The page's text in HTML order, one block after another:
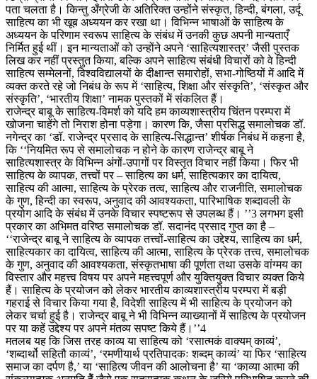
पता चलता है। किन्तु अँग्रेजी के अतिरिक्त उन्होंने संस्कृत, हिन्दी, बंगला, उर्दू
साहित्य का भी खूब अध्ययन कर रखा था। विभिन्न भाषाओं के साहित्य के
अध्ययन के परिणाम स्वरूप साहित्य के संबंध में उनकी कुछ अपनी मान्यताएँ
निर्मित हुई थीं। इन मान्यताओं को उन्होंने अपने ‘साहित्यशास्त्र’ जैसी पुस्तक
लिख कर नहीं प्रस्तुत किया, बल्कि अपने साहित्य संबंधी विचारों को वे हिन्दी
साहित्य सम्मेलनों, विश्वविद्यालयों के दीक्षान्त समारोहों, सभा-गोष्ठियों में आदि में
व्यक्त करते रहे जो निबंध के रूप में ‘साहित्य, शिक्षा और संस्कृति’, ‘संस्कृत और
संस्कृति’, ‘भारतीय शिक्षा’ नामक पुस्तकों में संकलित हैं।
राजेन्द्र बाबू के साहित्य-विमर्श को यदि हम काव्यशास्त्रीय चिंतन परम्परा में
खोजना चाहेंगे तो निराश होना पड़ेगा। कारण कि, जैसा प्रसिद्ध समालोचक डॉ.
नगेन्द्र का ‘डॉ. राजेन्द्र प्रसाद के साहित्य-सिद्धान्त’ शीर्षक निबंध में कहना है,
कि ‘‘नियमित रूप से समालोचक न होने के कारण राजेन्द्र बाबू ने
साहित्यशास्त्र के विभिन्न अंगों-उपागों पर विस्तृत विचार नहीं किया। फिर भी
साहित्य के व्यापक, तत्त्वों पर – साहित्य का धर्म, साहित्यकार का दायित्व,
साहित्य की आत्मा, साहित्य के प्रेरक तत्व, साहित्य और राजनीति, समालोचक
के गुण, हिन्दी का स्वरूप, अनुवाद की आवश्यकता, पारिभाषिक शब्दावली के
प्रयोग आदि के संबंध में उनके विचार स्पष्टरूप से उपलब्ध हैं। ’’3 लगभग इसी
प्रकार का अभिमत वरिष्ठ समालोचक डॉ. सदानंद प्रसाद गुप्त का है –
‘‘राजेन्द्र बाबू ने साहित्य के व्यापक तत्त्वों-साहित्य का उद्देश्य, साहित्य का धर्म,
साहित्यकार का दायित्व, साहित्य की आत्मा, साहित्य के प्रेरक तत्त्व, समालोचक
के गुण, अनुवाद की आवश्यकता, संस्कृतभाषा की पूर्णता तथा उसके वांग्मय का
विस्तार और महत्त्व विषय पर अपने महत्त्वपूर्ण और युक्तियुक्त विचार व्यक्त किये
हैं। साहित्य के प्रयोजन को लेकर भारतीय काव्यशास्त्रीय परम्परा में बड़ी
गहराई से विचार किया गया है, विदेशी साहित्य में भी साहित्य के प्रयोजन को
लेकर चर्चा हुई है। राजेन्द्र बाबू ने भी विभिन्न व्याख्यानों में साहित्य के प्रयोजन
पर या कहें उद्देश्य पर अपने मंतव्य सपष्ट किये हैं।’’4
मतलब यह कि जिस तरह काव्य या साहित्य को ‘रसात्मकं वाक्यम् काव्यं’,
‘शब्दार्थो सहितौ काव्यं’, ‘रमणीयार्थ प्रतिपादकः शब्दम् काव्यं’ या फिर ‘साहित्य
समाज का दर्पण है,’ या ‘साहित्य जीवन की आलोचना है’ या ‘काव्या आत्मा की